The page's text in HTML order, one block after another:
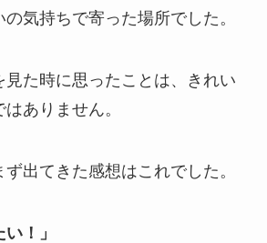
気持ちで寄った場所でした。
見た時に思ったことは、きれい
ありません。
出てきた感想はこれでした。
！」